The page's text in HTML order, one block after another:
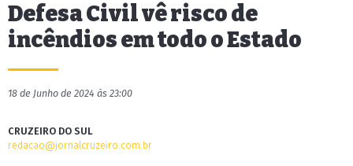
Defesa Civil vê risco de
incêndios em todo o Estado
18 de Junho de 2024 às 23:00
CRUZEIRO DO SUL
redacao@jornalcruzeiro.com.br